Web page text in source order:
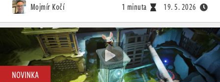
Mojmír Kočí 1 minuta 19. 5. 2026
NOVINKA